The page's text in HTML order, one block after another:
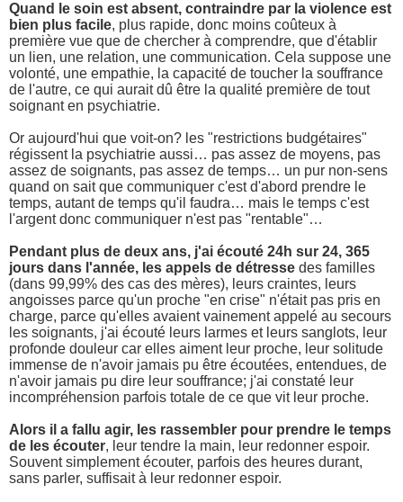
Quand le soin est absent, contraindre par la violence est
bien plus facile, plus rapide, donc moins coûteux à
première vue que de chercher à comprendre, que d'établir
un lien, une relation, une communication. Cela suppose une
volonté, une empathie, la capacité de toucher la souffrance
de l'autre, ce qui aurait dû être la qualité première de tout
soignant en psychiatrie.
Or aujourd'hui que voit-on? les "restrictions budgétaires"
régissent la psychiatrie aussi… pas assez de moyens, pas
assez de soignants, pas assez de temps… un pur non-sens
quand on sait que communiquer c'est d'abord prendre le
temps, autant de temps qu'il faudra… mais le temps c'est
l'argent donc communiquer n'est pas "rentable"…
Pendant plus de deux ans, j'ai écouté 24h sur 24, 365
jours dans l'année, les appels de détresse des familles
(dans 99,99% des cas des mères), leurs craintes, leurs
angoisses parce qu'un proche "en crise" n'était pas pris en
charge, parce qu'elles avaient vainement appelé au secours
les soignants, j'ai écouté leurs larmes et leurs sanglots, leur
profonde douleur car elles aiment leur proche, leur solitude
immense de n'avoir jamais pu être écoutées, entendues, de
n'avoir jamais pu dire leur souffrance; j'ai constaté leur
incompréhension parfois totale de ce que vit leur proche.
Alors il a fallu agir, les rassembler pour prendre le temps
de les écouter, leur tendre la main, leur redonner espoir.
Souvent simplement écouter, parfois des heures durant,
sans parler, suffisait à leur redonner espoir.